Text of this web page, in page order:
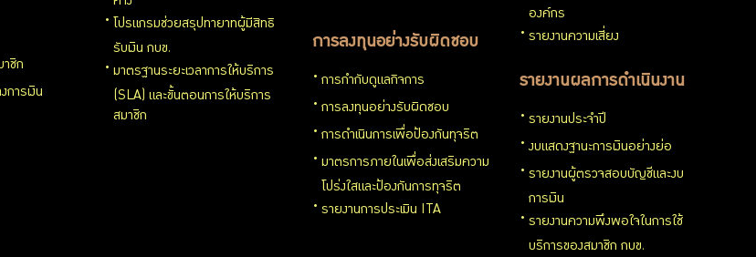
าชิก
การเงิน
โปรแกรมช่วยสรุปทายาทผู้มีสิทธิ
รับเงิน กบข.
มาตรฐานระยะเวลาการให้บริการ
(SLA) และขั้นตอนการให้บริการ
สมาชิก
การลงทุนอย่างรับผิดชอบ
การกำกับดูแลกิจการ
การลงทุนอย่างรับผิดชอบ
การดำเนินการเพื่อป้องกันทุจริต
มาตรการภายในเพื่อส่งเสริมความ
โปร่งใสและป้องกันการทุจริต
รายงานการประเมิน ITA
องค์กร
รายงานความเสี่ยง
รายงานผลการดำเนินงาน
รายงานประจำปี
งบแสดงฐานะการเงินอย่างย่อ
รายงานผู้ตรวจสอบบัญชีและงบ
การเงิน
รายงานความพึงพอใจในการใช้
บริการของสมาชิก กบข.